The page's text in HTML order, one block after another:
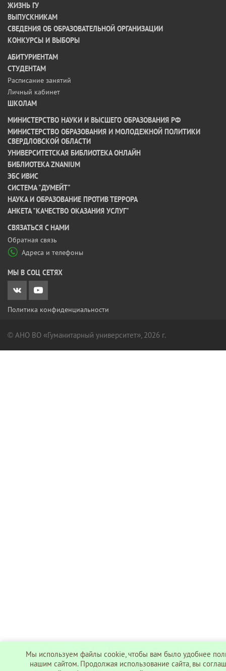
ЖИЗНЬ ГУ
ВЫПУСКНИКАМ
СВЕДЕНИЯ ОБ ОБРАЗОВАТЕЛЬНОЙ ОРГАНИЗАЦИИ
КОНКУРСЫ И ВЫБОРЫ
АБИТУРИЕНТАМ
СТУДЕНТАМ
Расписание занятий
Личный кабинет
ШКОЛАМ
МИНИСТЕРСТВО НАУКИ И ВЫСШЕГО ОБРАЗОВАНИЯ РФ
МИНИСТЕРСТВО ОБРАЗОВАНИЯ И МОЛОДЕЖНОЙ ПОЛИТИКИ
СВЕРДЛОВСКОЙ ОБЛАСТИ
УНИВЕРСИТЕТСКАЯ БИБЛИОТЕКА ОНЛАЙН
БИБЛИОТЕКА ZNANIUM
ЭБС ИВИС
СИСТЕМА "ДУМЕЙТ"
НАУКА И ОБРАЗОВАНИЕ ПРОТИВ ТЕРРОРА
АНКЕТА "КАЧЕСТВО ОКАЗАНИЯ УСЛУГ"
CВЯЗАТЬСЯ С НАМИ
Обратная связь
Адреса и телефоны
МЫ В СОЦ СЕТЯХ
Политика конфиденциальности
© АНО ВО «Гуманитарный университет», 2026 г.
Мы используем файлы cookie, чтобы вам было удобнее
нашим сайтом. Продолжая использование сайта, вы